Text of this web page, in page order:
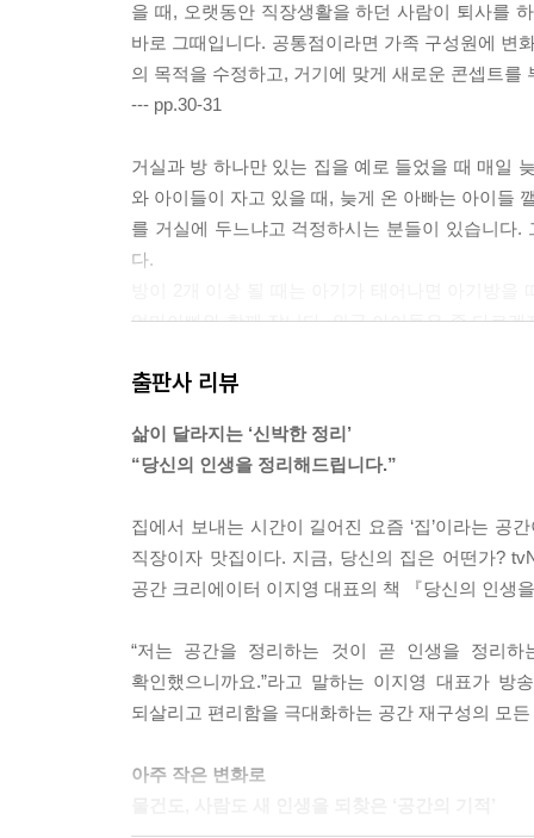
을 때, 오랫동안 직장생활을 하던 사람이 퇴사를
바로 그때입니다. 공통점이라면 가족 구성원에 변
의 목적을 수정하고, 거기에 맞게 새로운 콘셉트를
--- pp.30-31
거실과 방 하나만 있는 집을 예로 들었을 때 매일
와 아이들이 자고 있을 때, 늦게 온 아빠는 아이들
를 거실에 두느냐고 걱정하시는 분들이 있습니다
다.
엄마아빠와 함께 잡니다. 외국 아이들은 좀 다르
를 새로 들여놓아도 늦게 들어온 아빠 입장에서는
그런데 여기서 끝이 아닙니다. 제가 가장 강조하
아닌 공부방이 필요해지니까요. 공간의 역할도
아니라는 말입니다.
아이가 어느 정도 커서 혼자만의 방을 갖고 싶어
수 있습니다.
--- pp.48-49
다 꺼내서 펼쳐보고 전체를 파악합니다. 전체가
출판사 리뷰
삶이 달라지는 ‘신박한 정리’
“당신의 인생을 정리해드립니다.”
집에서 보내는 시간이 길어진 요즘 ‘집’이라는 공
직장이자 맛집이다. 지금, 당신의 집은 어떤가?
공간 크리에이터 이지영 대표의 책 『당신의 인생
“저는 공간을 정리하는 것이 곧 인생을 정리
확인했으니까요.”라고 말하는 이지영 대표가
되살리고 편리함을 극대화하는 공간 재구성의 모
아주 작은 변화로